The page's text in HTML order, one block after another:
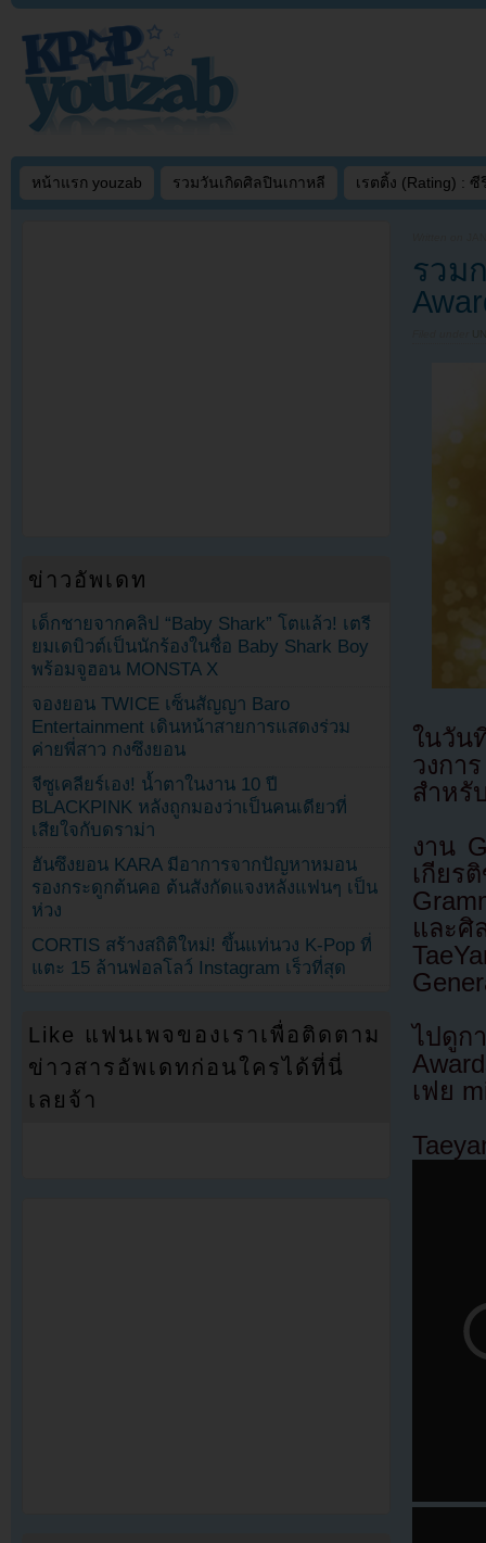
หน้าแรก youzab รวมวันเกิดศิลปินเกาหลี เรตติ้ง (Rating) : ซี
รวม
ในวัน
วงกา
สำหรั
งาน
เกีย
และศิ
ไปดูก
เฟย
ข่าวอัพเดท
เด็กชายจากคลิป “Baby Shark” โตแล้ว! เตรี
ยมเดบิวต์เป็นนักร้องในชื่อ Baby Shark Boy
พร้อมจูฮอน MONSTA X
จองยอน TWICE เซ็นสัญญา Baro
Entertainment เดินหน้าสายการแสดงร่วม
ค่ายพี่สาว กงซึงยอน
จีซูเคลียร์เอง! น้ำตาในงาน 10 ปี
BLACKPINK หลังถูกมองว่าเป็นคนเดียวที่
เสียใจกับดราม่า
ฮันซึงยอน KARA มีอาการจากปัญหาหมอน
รองกระดูกต้นคอ ต้นสังกัดแจงหลังแฟนๆ เป็น
ห่วง
CORTIS สร้างสถิติใหม่! ขึ้นแท่นวง K-Pop ที่
แตะ 15 ล้านฟอลโลว์ Instagram เร็วที่สุด
Like แฟนเพจของเราเพื่อติดตาม
ข่าวสารอัพเดทก่อนใครได้ที่นี่
เลยจ้า